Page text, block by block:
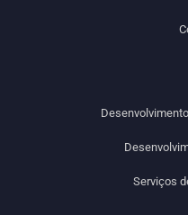
Serviços